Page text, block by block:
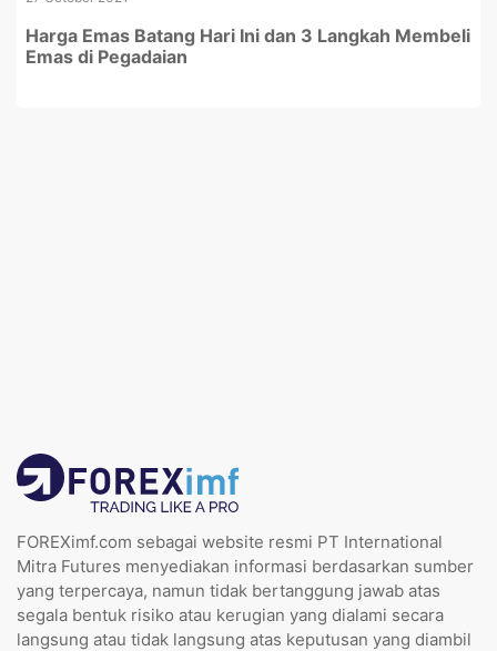
Harga Emas Batang Hari Ini dan 3 Langkah Membeli
Emas di Pegadaian
FOREXimf.com sebagai website resmi PT International
Mitra Futures menyediakan informasi berdasarkan sumber
yang terpercaya, namun tidak bertanggung jawab atas
segala bentuk risiko atau kerugian yang dialami secara
langsung atau tidak langsung atas keputusan yang diambil